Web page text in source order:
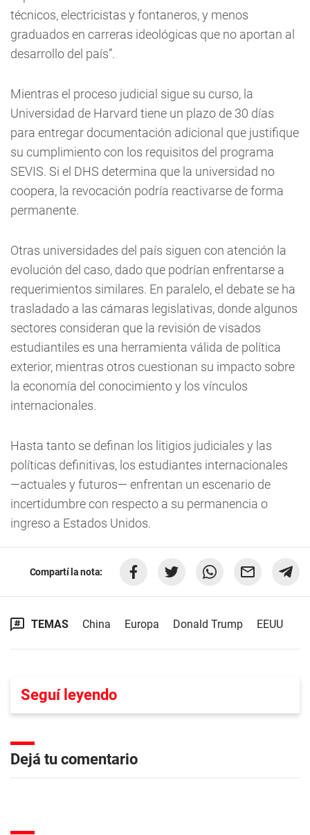
técnicos, electricistas y fontaneros, y menos
graduados en carreras ideológicas que no aportan al
desarrollo del país”.
Mientras el proceso judicial sigue su curso, la
Universidad de Harvard tiene un plazo de 30 días
para entregar documentación adicional que justifique
su cumplimiento con los requisitos del programa
SEVIS. Si el DHS determina que la universidad no
coopera, la revocación podría reactivarse de forma
permanente.
Otras universidades del país siguen con atención la
evolución del caso, dado que podrían enfrentarse a
requerimientos similares. En paralelo, el debate se ha
trasladado a las cámaras legislativas, donde algunos
sectores consideran que la revisión de visados
estudiantiles es una herramienta válida de política
exterior, mientras otros cuestionan su impacto sobre
la economía del conocimiento y los vínculos
internacionales.
Hasta tanto se definan los litigios judiciales y las
políticas definitivas, los estudiantes internacionales
—actuales y futuros— enfrentan un escenario de
incertidumbre con respecto a su permanencia o
ingreso a Estados Unidos.
Compartí la nota:
TEMAS China Europa Donald Trump EEUU
Seguí leyendo
Dejá tu comentario